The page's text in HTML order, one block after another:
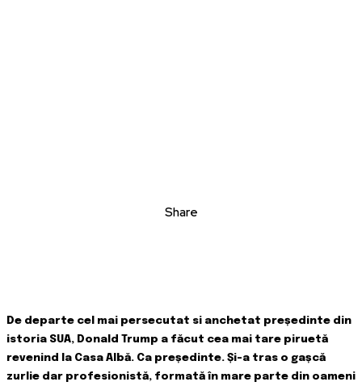
Share
De departe cel mai persecutat si anchetat președinte din
istoria SUA, Donald Trump a făcut cea mai tare piruetă
revenind la Casa Albă. Ca președinte. Și-a tras o gașcă
zurlie dar profesionistă, formată în mare parte din oameni